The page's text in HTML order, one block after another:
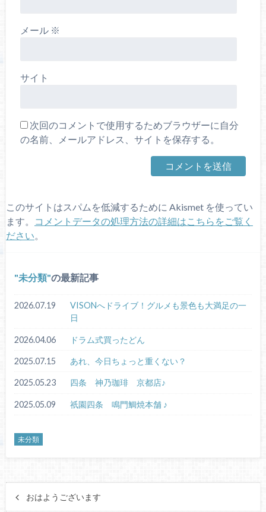
メール ※
サイト
次回のコメントで使用するためブラウザーに自分
の名前、メールアドレス、サイトを保存する。
このサイトはスパムを低減するために Akismet を使ってい
ます。
コメントデータの処理方法の詳細はこちらをご覧く
ださい
未分類 の最新記事
2026.07.19
VISONへドライブ！グルメも景色も大満足の一
日
2026.04.06 ドラム式買ったどん
2025.07.15 あれ、今日ちょっと重くない？
2025.05.23 四条 神乃珈琲 京都店♪
2025.05.09 祇園四条 鳴門鯛焼本舗 ♪
未分類
おはようございます